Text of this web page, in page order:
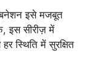
इसे मजबूत
इस सीरीज़ में
स्थिति में सुरक्षित